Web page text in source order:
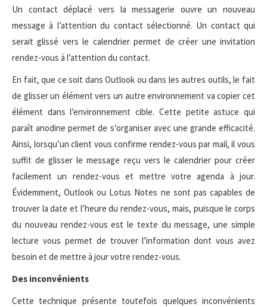
Un contact déplacé vers la messagerie ouvre un nouveau
message à l’attention du contact sélectionné. Un contact qui
serait glissé vers le calendrier permet de créer une invitation
rendez-vous à l’attention du contact.
En fait, que ce soit dans Outlook ou dans les autres outils, le fait
de glisser un élément vers un autre environnement va copier cet
élément dans l’environnement cible. Cette petite astuce qui
paraît anodine permet de s’organiser avec une grande efficacité.
Ainsi, lorsqu’un client vous confirme rendez-vous par mail, il vous
suffit de glisser le message reçu vers le calendrier pour créer
facilement un rendez-vous et mettre votre agenda à jour.
Évidemment, Outlook ou Lotus Notes ne sont pas capables de
trouver la date et l’heure du rendez-vous, mais, puisque le corps
du nouveau rendez-vous est le texte du message, une simple
lecture vous permet de trouver l’information dont vous avez
besoin et de mettre à jour votre rendez-vous.
Des inconvénients
Cette technique présente toutefois quelques inconvénients